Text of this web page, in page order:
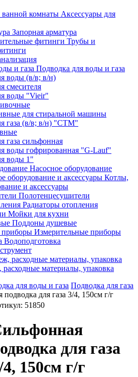
Аксессуары для
Запорная арматура
Трубы и
Подводка для воды и газа
воды (в/в; в/н)
смесителя
воды "Vieir"
для стиральной машины
газа (в/в; в/н) "CTM"
газа сильфонная
воды гофрированная "G-Lauf"
воды 1"
Насосное оборудование
Котлы,
и аксессуары
Полотенцесушители
Радиаторы отопления
Мойки для кухни
Поддоны душевые
Измерительные приборы
Водоподготовка
материалы, упаковка
для воды и газа Подводка для газа
для газа 3/4, 150см г/г
51850
для газа
4, 150см г/г